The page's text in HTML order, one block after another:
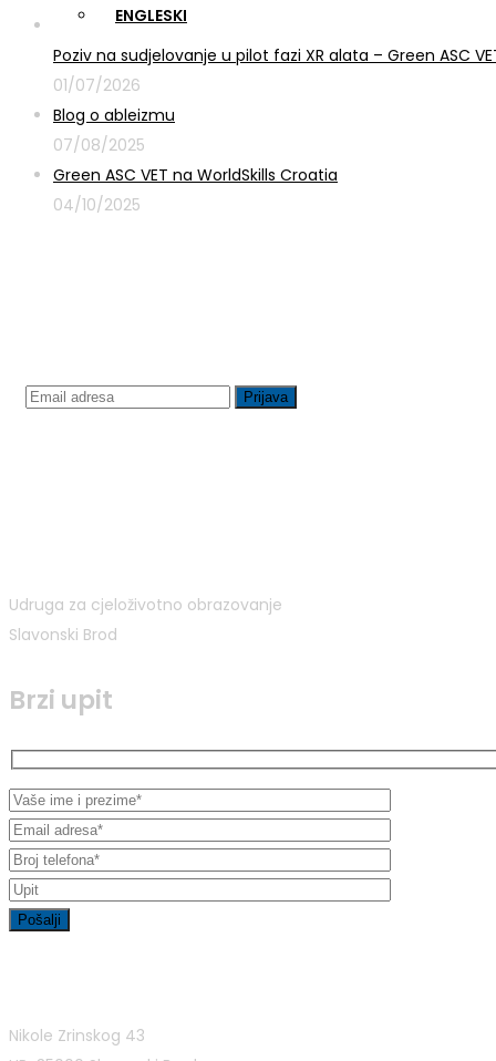
Poziv na sudjelovanje u pilot fazi XR alata – Green ASC
01/07/2026
Blog o ableizmu
07/08/2025
Green ASC VET na WorldSkills Croatia
04/10/2025
Udruga za cjeloživotno obrazovanje
Slavonski Brod
Brzi upit
Nikole Zrinskog 43